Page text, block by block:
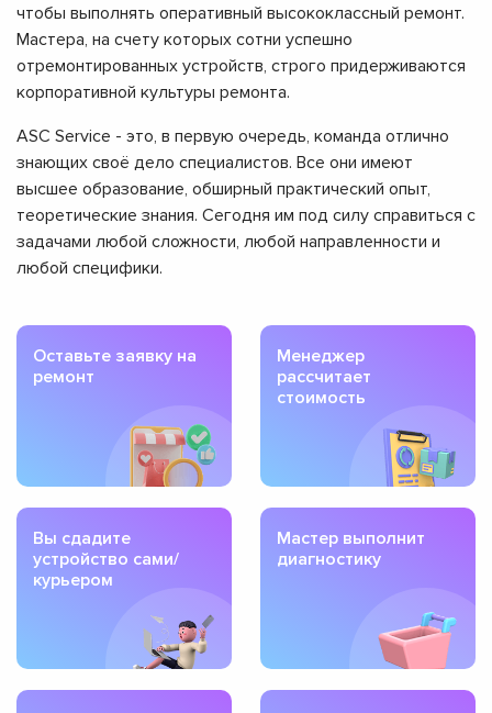
чтобы выполнять оперативный высококлассный ремонт.
Мастера, на счету которых сотни успешно
отремонтированных устройств, строго придерживаются
корпоративной культуры ремонта.
ASC Service - это, в первую очередь, команда отлично
знающих своё дело специалистов. Все они имеют
высшее образование, обширный практический опыт,
теоретические знания. Сегодня им под силу справиться с
задачами любой сложности, любой направленности и
любой специфики.
Оставьте заявку на
ремонт
Менеджер
рассчитает
стоимость
Вы сдадите
устройство сами/
курьером
Мастер выполнит
диагностику